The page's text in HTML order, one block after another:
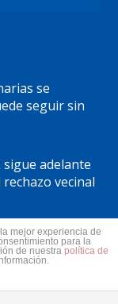
se
seguir sin
sigue adelante
vecinal
actualiza el
2028
mejor experiencia de
para la
de nuestra política de